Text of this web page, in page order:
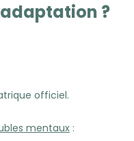
?
officiel.
mentaux :